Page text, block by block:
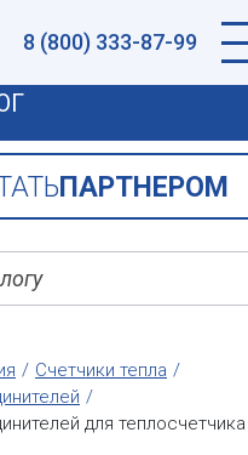
8 (800) 333-87-99
ПАРТНЕРОМ
Счетчики тепла
для